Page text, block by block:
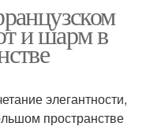
и шарм в
элегантности,
пространстве